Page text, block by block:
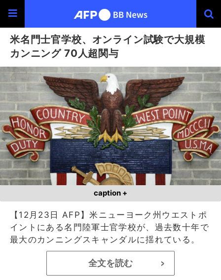
米名門士官学校、オンライン試験で大規模
カンニング 70人超関与
caption +
【12月23日 AFP】米ニューヨーク州ウエストポ
イントにある名門陸軍士官学校が、過去数十年で
最大のカンニングスキャンダルに揺れている。
全文を読む >